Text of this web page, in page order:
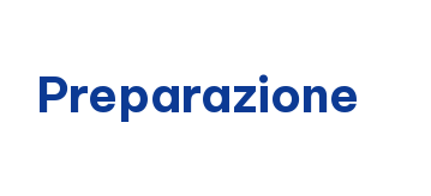
Preparazione